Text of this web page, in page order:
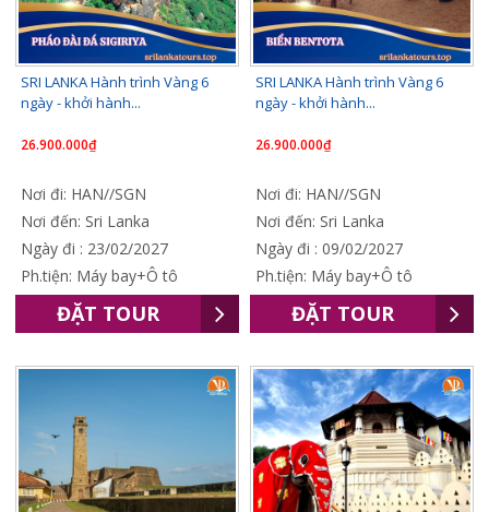
SRI LANKA Hành trình Vàng 6
ngày - khởi hành...
26.900.000₫
Nơi đi: HAN//SGN
Nơi đến: Sri Lanka
Ngày đi : 23/02/2027
Ph.tiện: Máy bay+Ô tô
ĐẶT TOUR
SRI LANKA Hành trình Vàng 6
ngày - khởi hành...
26.900.000₫
Nơi đi: HAN//SGN
Nơi đến: Sri Lanka
Ngày đi : 09/02/2027
Ph.tiện: Máy bay+Ô tô
ĐẶT TOUR